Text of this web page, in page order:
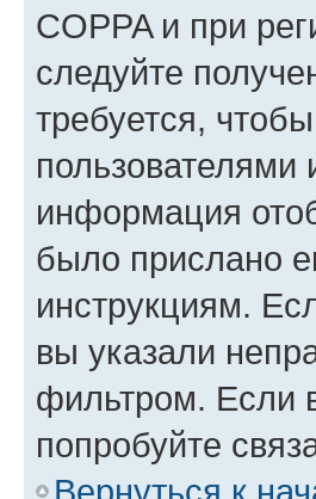
COPPA и при
следуйте
требуется,
пользователями
информация
было прислано
инструкциям.
вы указали
фильтром. Если
попробуйте
Вернуться к